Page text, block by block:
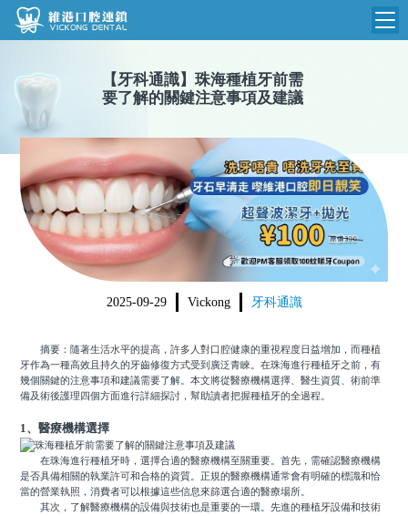
維港首頁
品牌介紹
環境設備
醫院新聞
收費標準
N
收費總表
植牙收費
根管收費
美學收費
箍牙收費
醫生團隊
門診時間
【 牙科通識】 珠海種植牙前需
要了解的關鍵注意事項及建議
2025-09-29 Vickong 牙科通識
摘要：隨著生活水平的提高，許多人對口腔健康的重視程度日益增加，而種植
牙作為一種高效且持久的牙齒修復方式受到廣泛青睞。在珠海進行種植牙之前，有
幾個關鍵的注意事項和建議需要了解。本文將從醫療機構選擇、醫生資質、術前準
備及術後護理四個方面進行詳細探討，幫助讀者把握種植牙的全過程。
1、醫療機構選擇
在珠海進行種植牙時，選擇合適的醫療機構至關重要。首先，需確認醫療機構
是否具備相關的執業許可和合格的資質。正規的醫療機構通常會有明確的標識和恰
當的營業執照，消費者可以根據這些信息來篩選合適的醫療場所。
其次，了解醫療機構的設備與技術也是重要的一環。先進的種植牙設備和技術